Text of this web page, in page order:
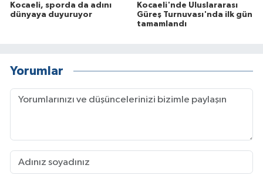
Kocaeli, sporda da adını
dünyaya duyuruyor
Kocaeli'nde Uluslararası
Güreş Turnuvası'nda ilk gün
tamamlandı
Yorumlar